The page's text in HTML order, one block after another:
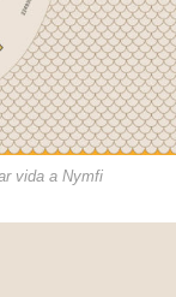
vida a Nymfi